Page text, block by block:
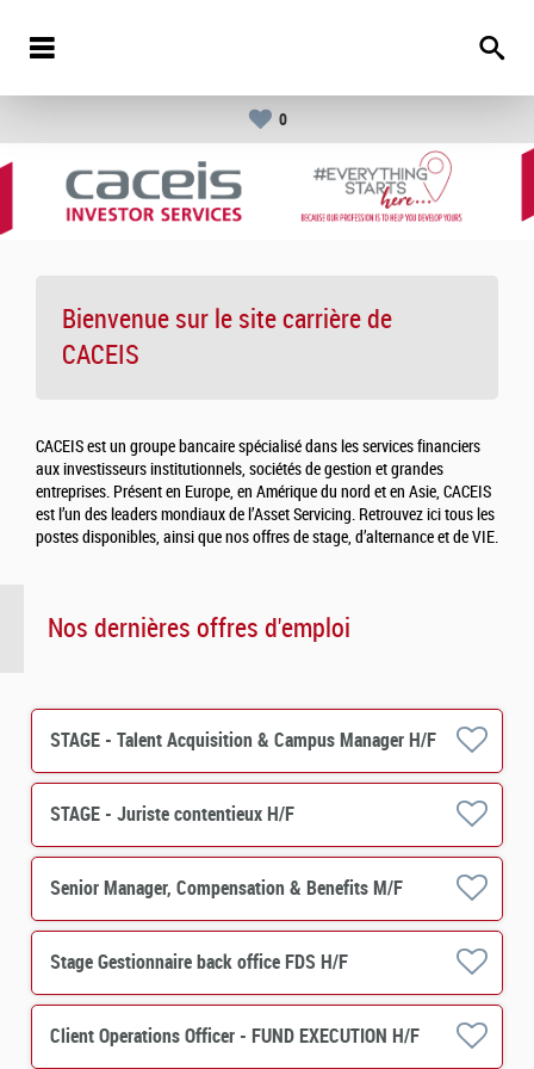
0
Bienvenue sur le site carrière de
CACEIS
CACEIS est un groupe bancaire spécialisé dans les services financiers
aux investisseurs institutionnels, sociétés de gestion et grandes
entreprises. Présent en Europe, en Amérique du nord et en Asie, CACEIS
est l’un des leaders mondiaux de l’Asset Servicing. Retrouvez ici tous les
postes disponibles, ainsi que nos offres de stage, d’alternance et de VIE.
Nos dernières offres d'emploi
STAGE - Talent Acquisition & Campus Manager H/F
STAGE - Juriste contentieux H/F
Senior Manager, Compensation & Benefits M/F
Stage Gestionnaire back office FDS H/F
Client Operations Officer - FUND EXECUTION H/F